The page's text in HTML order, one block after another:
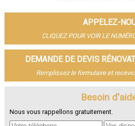
APPELEZ-
CLIQUEZ POUR VOIR LE
DEMANDE DE DEVIS
Remplissez le formulaire et
Besoin
Nous vous rappellons gratuitement.